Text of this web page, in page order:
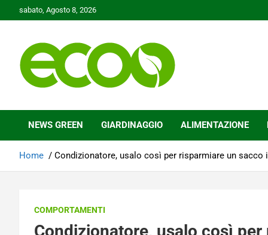
to
sabato, Agosto 8, 2026
Ecoo.it
NEWS GREEN GIARDINAGGIO ALIMENTAZIONE
Home Condizionatore, usalo così per risparmiare un sacco
COMPORTAMENTI